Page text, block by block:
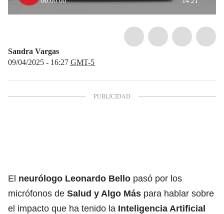
Sandra Vargas
09/04/2025 - 16:27 GMT-5
El neurólogo Leonardo Bello pasó por los
micrófonos de Salud y Algo Más para hablar sobre
el impacto que ha tenido la Inteligencia Artificial